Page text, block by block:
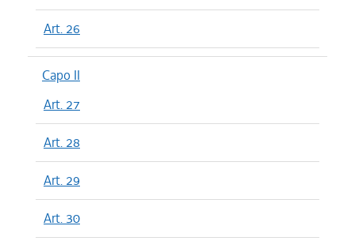
Art. 26
Capo II
Art. 27
Art. 28
Art. 29
Art. 30